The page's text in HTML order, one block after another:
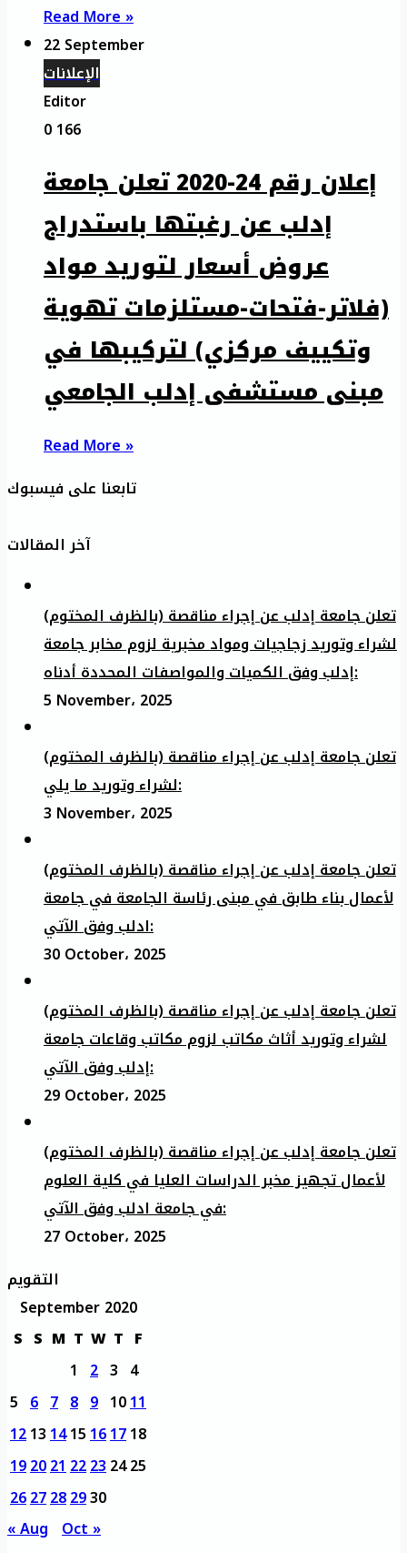
Read More »
22 September
الإعلانات
Editor
0166
إعلان رقم 24-2020 تعلن جامعة
إدلب عن رغبتها باستدراج
عروض أسعار لتوريد مواد
(فلاتر-فتحات-مستلزمات تهوية
وتكييف مركزي) لتركيبها في
مبنى مستشفى إدلب الجامعي
Read More »
تابعنا على فيسبوك
آخر المقالات
تعلن جامعة إدلب عن إجراء مناقصة (بالظرف المختوم)
لشراء وتوريد زجاجيات ومواد مخبرية لزوم مخابر جامعة
إدلب وفق الكميات والمواصفات المحددة أدناه:
5 November، 2025
تعلن جامعة إدلب عن إجراء مناقصة (بالظرف المختوم)
لشراء وتوريد ما يلي:
3 November، 2025
تعلن جامعة إدلب عن إجراء مناقصة (بالظرف المختوم)
لأعمال بناء طابق في مبنى رئاسة الجامعة في جامعة
ادلب وفق الآتي:
30 October، 2025
تعلن جامعة إدلب عن إجراء مناقصة (بالظرف المختوم)
لشراء وتوريد أثاث مكاتب لزوم مكاتب وقاعات جامعة
إدلب وفق الآتي:
29 October، 2025
تعلن جامعة إدلب عن إجراء مناقصة (بالظرف المختوم)
لأعمال تجهيز مخبر الدراسات العليا في كلية العلوم
في جامعة ادلب وفق الآتي:
27 October، 2025
التقويم
September 2020
S S M T W T F
1 2 3 4
5 6 7 8 9 1011
12131415161718
19202122232425
2627282930
« Aug Oct »